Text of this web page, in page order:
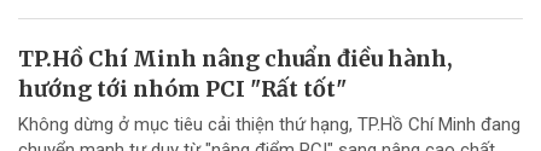
TP.Hồ Chí Minh nâng chuẩn điều hành,
hướng tới nhóm PCI "Rất tốt"
Không dừng ở mục tiêu cải thiện thứ hạng, TP.Hồ Chí Minh đang